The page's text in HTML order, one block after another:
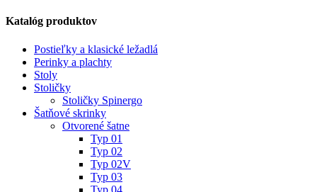
Katalóg produktov
Postieľky a klasické ležadlá
Perinky a plachty
Stoly
Stoličky
Stoličky Spinergo
Šatňové skrinky
Otvorené šatne
Typ 01
Typ 02
Typ 02V
Typ 03
Typ 04